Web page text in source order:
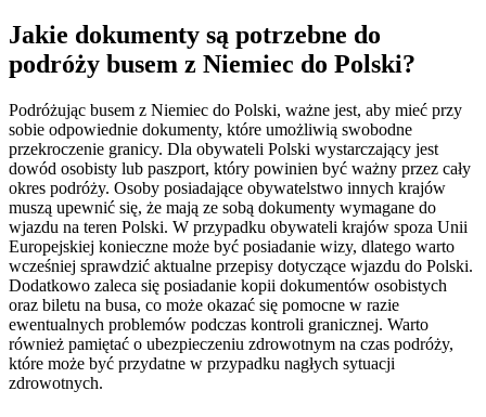
Jakie dokumenty są potrzebne do
podróży busem z Niemiec do Polski?
Podróżując busem z Niemiec do Polski, ważne jest, aby mieć przy
sobie odpowiednie dokumenty, które umożliwią swobodne
przekroczenie granicy. Dla obywateli Polski wystarczający jest
dowód osobisty lub paszport, który powinien być ważny przez cały
okres podróży. Osoby posiadające obywatelstwo innych krajów
muszą upewnić się, że mają ze sobą dokumenty wymagane do
wjazdu na teren Polski. W przypadku obywateli krajów spoza Unii
Europejskiej konieczne może być posiadanie wizy, dlatego warto
wcześniej sprawdzić aktualne przepisy dotyczące wjazdu do Polski.
Dodatkowo zaleca się posiadanie kopii dokumentów osobistych
oraz biletu na busa, co może okazać się pomocne w razie
ewentualnych problemów podczas kontroli granicznej. Warto
również pamiętać o ubezpieczeniu zdrowotnym na czas podróży,
które może być przydatne w przypadku nagłych sytuacji
zdrowotnych.